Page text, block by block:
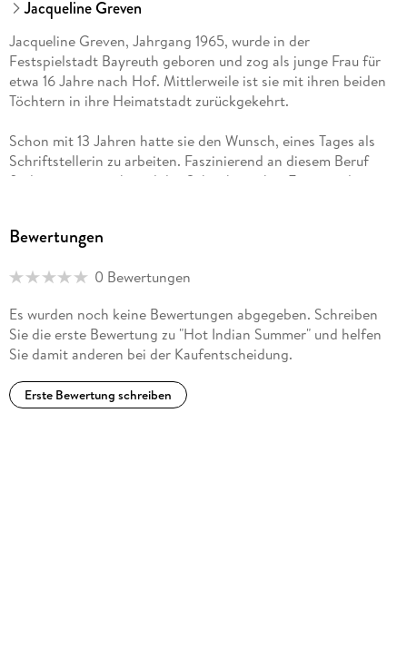
Jacqueline Greven
Jacqueline Greven, Jahrgang 1965, wurde in der
Festspielstadt Bayreuth geboren und zog als junge Frau für
etwa 16 Jahre nach Hof. Mittlerweile ist sie mit ihren beiden
Töchtern in ihre Heimatstadt zurückgekehrt.
Schon mit 13 Jahren hatte sie den Wunsch, eines Tages als
Schriftstellerin zu arbeiten. Faszinierend an diesem Beruf
findet sie, erst während des Schreibens ihre Figuren, deren
Bewertungen
0 Bewertungen
Es wurden noch keine Bewertungen abgegeben. Schreiben
Sie die erste Bewertung zu "Hot Indian Summer" und helfen
Sie damit anderen bei der Kaufentscheidung.
Erste Bewertung schreiben